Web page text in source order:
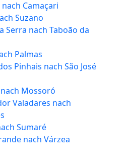
Camaçari
Suzano
Serra nach Taboão da
Palmas
Pinhais nach São José
Mossoró
Valadares nach
Sumaré
nach Várzea